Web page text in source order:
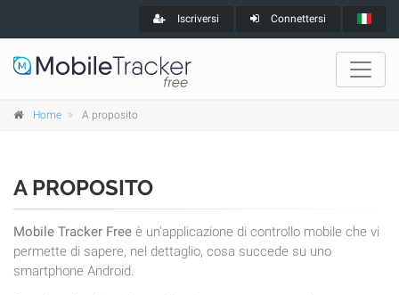
Iscriversi Connettersi
Home A proposito
A PROPOSITO
Mobile Tracker Free è un'applicazione di controllo mobile che vi
permette di sapere, nel dettaglio, cosa succede su uno
smartphone Android.